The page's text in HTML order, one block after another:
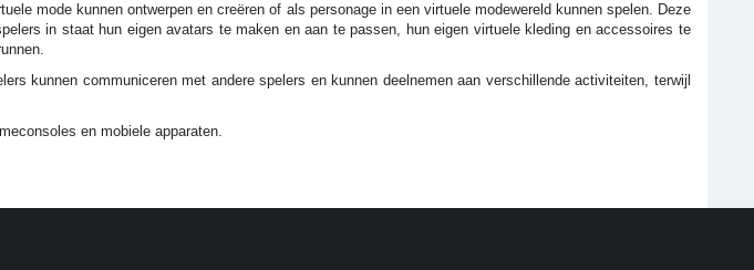
mode kunnen ontwerpen en creëren of als personage in een virtuele modewereld kunnen spelen. Deze
in staat hun eigen avatars te maken en aan te passen, hun eigen virtuele kleding en accessoires te
kunnen communiceren met andere spelers en kunnen deelnemen aan verschillende activiteiten, terwijl
en mobiele apparaten.